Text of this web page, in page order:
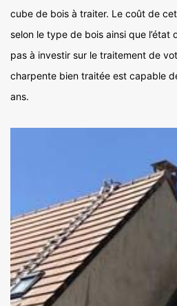
cube de bois à traiter. Le coût de
selon le type de bois ainsi que l’état
pas à investir sur le traitement de
charpente bien traitée est capable
ans.